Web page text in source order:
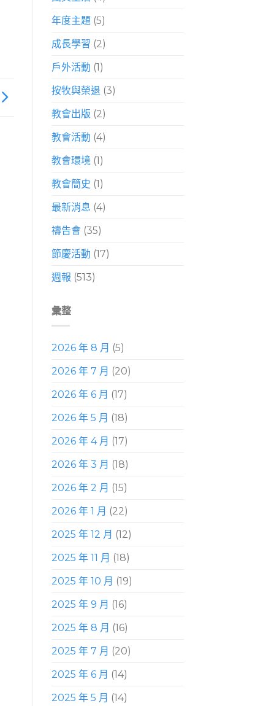
年度主題(5)
成長學習 (2)
戶外活動 (1)
按牧與榮退 (3)
教會出版 (2)
教會活動 (4)
教會環境 (1)
教會簡史 (1)
最新消息 (4)
禱告會(35)
節慶活動 (17)
週報 (513)
彙整
2026 年 8 月 (5)
2026 年 7 月 (20)
2026 年 6 月 (17)
2026 年 5 月 (18)
2026 年 4 月 (17)
2026 年 3 月 (18)
2026 年 2 月 (15)
2026 年 1 月 (22)
2025 年 12 月 (12)
2025 年 11 月 (18)
2025 年 10 月 (19)
2025 年 9 月 (16)
2025 年 8 月 (16)
2025 年 7 月 (20)
2025 年 6 月 (14)
2025 年 5 月 (14)